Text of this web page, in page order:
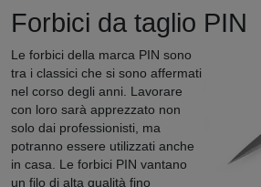
Forbici da taglio PIN
Le forbici della marca PIN sono
tra i classici che si sono affermati
nel corso degli anni. Lavorare
con loro sarà apprezzato non
solo dai professionisti, ma
potranno essere utilizzati anche
in casa. Le forbici PIN vantano
un filo di alta qualità fino